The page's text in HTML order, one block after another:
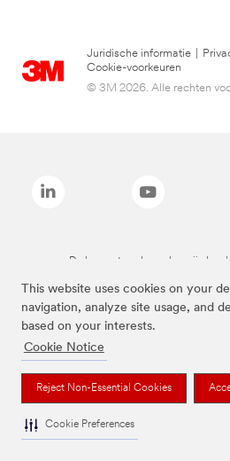
This website uses cookies on your
navigation, analyze site usage, and
based on your interests.
Cookie Notice
Reject Non-Essential Cookies
Cookie Preferences
Juridische informatie
Cookie-voorkeuren
© 3M 2026. Alle rechten
De bovenstaande merken zijn